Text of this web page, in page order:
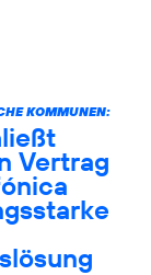
KOMMUNEN:
Vertrag